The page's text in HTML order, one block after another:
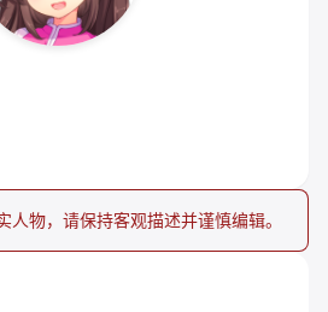
人物，请保持客观描述并谨慎编辑。